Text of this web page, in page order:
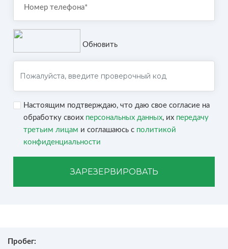
Обновить
Настоящим подтверждаю, что даю свое согласие на
обработку своих персональных данных, их передачу
третьим лицам и соглашаюсь с политикой
конфиденциальности
ЗАРЕЗЕРВИРОВАТЬ
Пробег: